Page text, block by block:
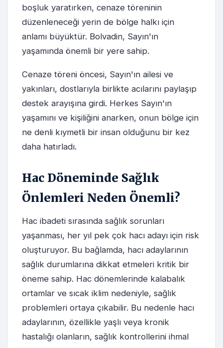
boşluk yaratırken, cenaze töreninin
düzenleneceği yerin de bölge halkı için
anlamı büyüktür. Bolvadin, Sayın'ın
yaşamında önemli bir yere sahip.
Cenaze töreni öncesi, Sayın'ın ailesi ve
yakınları, dostlarıyla birlikte acılarını paylaşıp
destek arayışına girdi. Herkes Sayın'ın
yaşamını ve kişiliğini anarken, onun bölge için
ne denli kıymetli bir insan olduğunu bir kez
daha hatırladı.
Hac Döneminde Sağlık
Önlemleri Neden Önemli?
Hac ibadeti sırasında sağlık sorunları
yaşanması, her yıl pek çok hacı adayı için risk
oluşturuyor. Bu bağlamda, hacı adaylarının
sağlık durumlarına dikkat etmeleri kritik bir
öneme sahip. Hac dönemlerinde kalabalık
ortamlar ve sıcak iklim nedeniyle, sağlık
problemleri ortaya çıkabilir. Bu nedenle hacı
adaylarının, özellikle yaşlı veya kronik
hastalığı olanların, sağlık kontrollerini ihmal